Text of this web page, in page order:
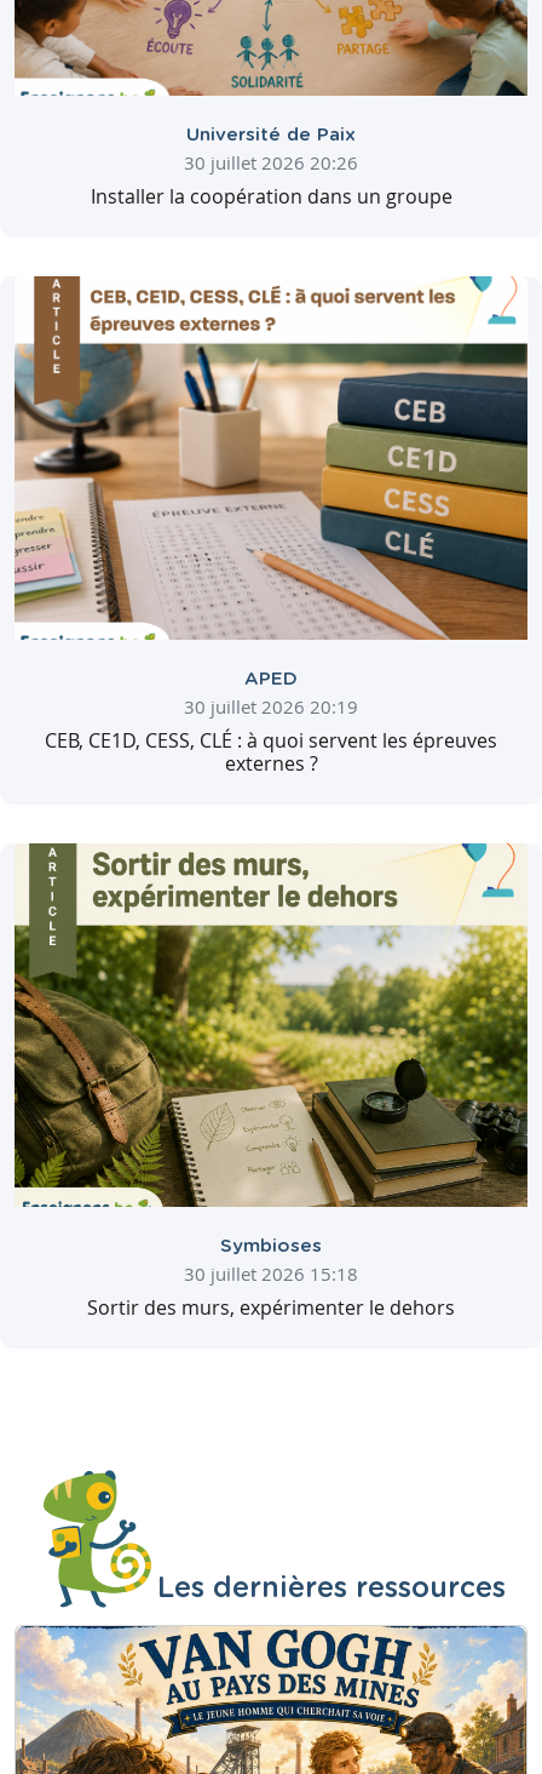
Université de Paix
30 juillet 2026 20:26
Installer la coopération dans un groupe
APED
30 juillet 2026 20:19
CEB, CE1D, CESS, CLÉ : à quoi servent les épreuves
externes ?
Symbioses
30 juillet 2026 15:18
Sortir des murs, expérimenter le dehors
Les dernières ressources